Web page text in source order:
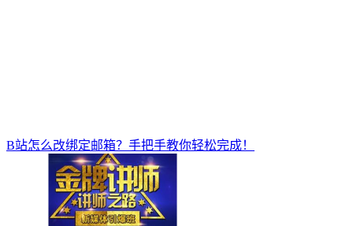
B站怎么改绑定邮箱？手把手教你轻松完成！